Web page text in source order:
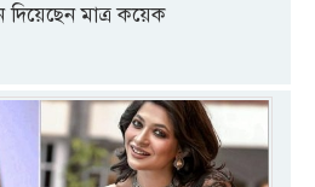
দিয়েছেন মাত্র কয়েক